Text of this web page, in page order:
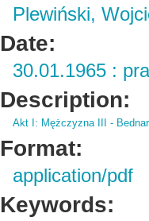
Plewiński,
Date:
30.01.1965 :
Description:
Akt I: Mężczyzna III -
Format:
application/pdf
Keywords: